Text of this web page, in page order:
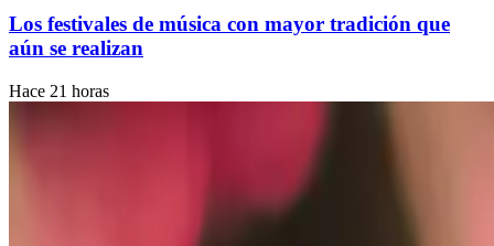
Los festivales de música con mayor tradición que
aún se realizan
Hace 21 horas